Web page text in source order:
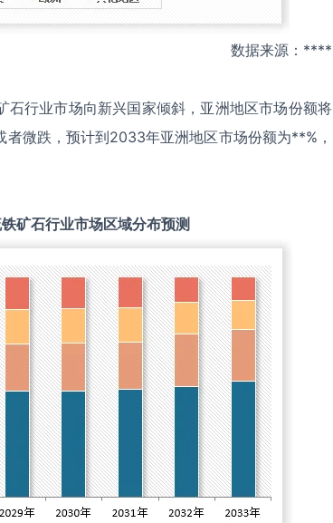
数据来源：****
石行业市场向新兴国家倾斜，亚洲地区市场份额将
微跌，预计到2033年亚洲地区市场份额为**%，
矿石行业市场区域分布预测